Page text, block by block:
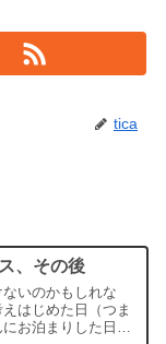
tica
、その後
いのかもしれな
はじめた日（つま
お泊まりした日）